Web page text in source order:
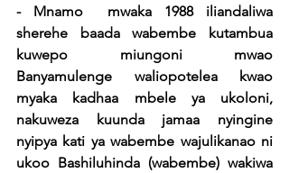
- Mnamo  mwaka 1988 iliandaliwa
sherehe baada wabembe kutambua
kuwepo miungoni mwao
Banyamulenge waliopotelea kwao
myaka kadhaa mbele ya ukoloni,
nakuweza kuunda jamaa nyingine
nyipya kati ya wabembe wajulikanao ni
ukoo Bashiluhinda (wabembe) wakiwa